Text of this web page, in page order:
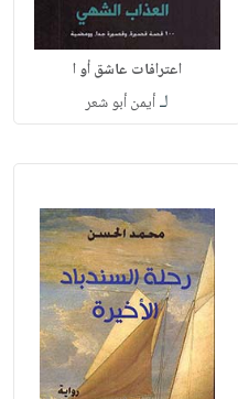
اعترافات عاشق أو ا
لـأيمن أبو شعر